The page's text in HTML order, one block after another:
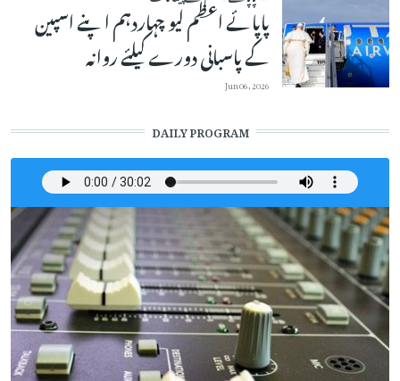
پاپائے اعظم لیو چہاردہم اپنے اسپین
کے پاسبانی دورے کیلئے روانہ
Jun 06, 2026
DAILY PROGRAM